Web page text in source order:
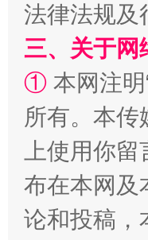
法律法规及
三、关于网
① 本网注
所有。本
上使用你
布在本网及
论和投稿，